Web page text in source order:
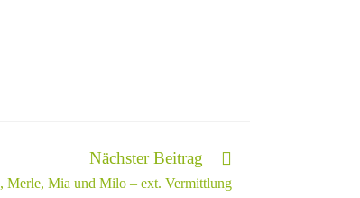
Nächster Beitrag
Merle, Mia und Milo – ext. Vermittlung